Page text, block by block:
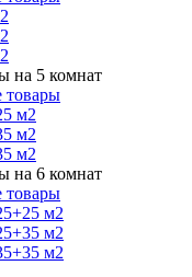
на 5 комнат
товары
м2
м2
м2
на 6 комнат
товары
м2
м2
м2